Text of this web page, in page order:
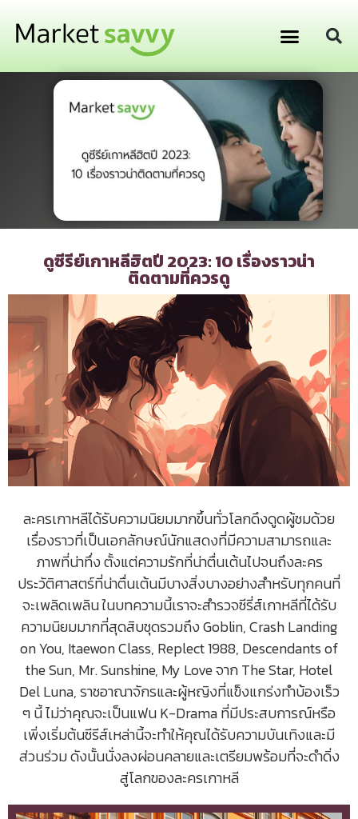
ดูซีรีย์เกาหลีฮิตปี 2023: 10 เรื่องราวน่า
ติดตามที่ควรดู
ละครเกาหลีได้รับความนิยมมากขึ้นทั่วโลกดึงดูดผู้ชมด้วย
เรื่องราวที่เป็นเอกลักษณ์นักแสดงที่มีความสามารถและ
ภาพที่น่าทึ่ง ตั้งแต่ความรักที่น่าตื่นเต้นไปจนถึงละคร
ประวัติศาสตร์ที่น่าตื่นเต้นมีบางสิ่งบางอย่างสำหรับทุกคนที่
จะเพลิดเพลิน ในบทความนี้เราจะสำรวจซีรี่ส์เกาหลีที่ได้รับ
ความนิยมมากที่สุดสิบชุดรวมถึง Goblin, Crash Landing
on You, Itaewon Class, Replect 1988, Descendants of
the Sun, Mr. Sunshine, My Love จาก The Star, Hotel
Del Luna, ราชอาณาจักรและผู้หญิงที่แข็งแกร่งทำบ้องเร็ว
ๆ นี้ ไม่ว่าคุณจะเป็นแฟน K-Drama ที่มีประสบการณ์หรือ
เพิ่งเริ่มต้นซีรีส์เหล่านี้จะทำให้คุณได้รับความบันเทิงและมี
ส่วนร่วม ดังนั้นนั่งลงผ่อนคลายและเตรียมพร้อมที่จะดำดิ่ง
สู่โลกของละครเกาหลี